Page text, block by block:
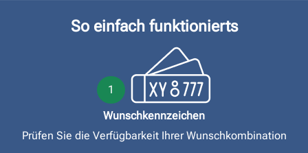
So einfach funktionierts
1
Wunschkennzeichen
Prüfen Sie die Verfügbarkeit Ihrer Wunschkombination